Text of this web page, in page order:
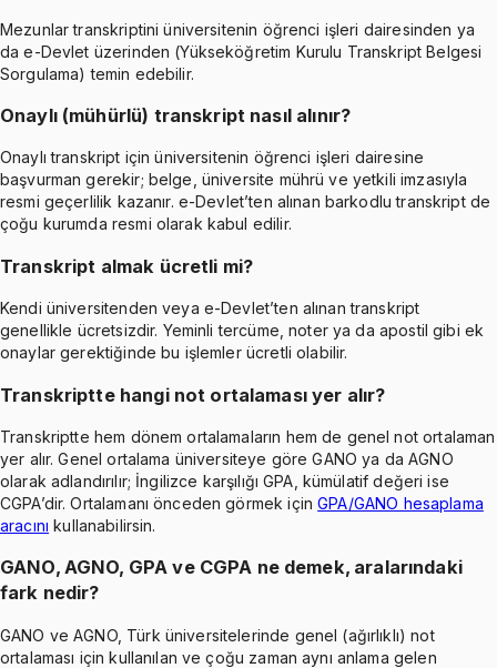
Mezunlar transkriptini üniversitenin öğrenci işleri dairesinden ya
da e-Devlet üzerinden (Yükseköğretim Kurulu Transkript Belgesi
Sorgulama) temin edebilir.
Onaylı (mühürlü) transkript nasıl alınır?
Onaylı transkript için üniversitenin öğrenci işleri dairesine
başvurman gerekir; belge, üniversite mührü ve yetkili imzasıyla
resmi geçerlilik kazanır. e-Devlet’ten alınan barkodlu transkript de
çoğu kurumda resmi olarak kabul edilir.
Transkript almak ücretli mi?
Kendi üniversitenden veya e-Devlet’ten alınan transkript
genellikle ücretsizdir. Yeminli tercüme, noter ya da apostil gibi ek
onaylar gerektiğinde bu işlemler ücretli olabilir.
Transkriptte hangi not ortalaması yer alır?
Transkriptte hem dönem ortalamaların hem de genel not ortalaman
yer alır. Genel ortalama üniversiteye göre GANO ya da AGNO
olarak adlandırılır; İngilizce karşılığı GPA, kümülatif değeri ise
CGPA’dir. Ortalamanı önceden görmek içinGPA/GANO hesaplama
aracını kullanabilirsin.
GANO, AGNO, GPA ve CGPA ne demek, aralarındaki
fark nedir?
GANO ve AGNO, Türk üniversitelerinde genel (ağırlıklı) not
ortalaması için kullanılan ve çoğu zaman aynı anlama gelen